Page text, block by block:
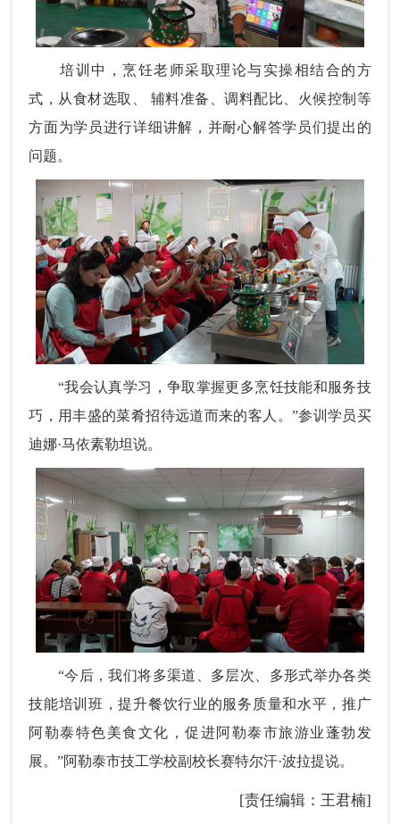
培训中，烹饪老师采取理论与实操相结合的方
式，从食材选取、 辅料准备、调料配比、火候控制等
方面为学员进行详细讲解，并耐心解答学员们提出的
问题。
“我会认真学习，争取掌握更多烹饪技能和服务技
巧，用丰盛的菜肴招待远道而来的客人 。”参训学员买
迪娜·马依素勒坦说。
“今后，我们将多渠道、多层次、多形式举办各类
技能培训班，提升餐饮行业的服务质量和水平，推广
阿勒泰特色美食文化，促进阿勒泰市旅游业蓬勃发
展。”阿勒泰市技工学校副校长赛特尔汗·波拉提说。
[责任编辑：王君楠]